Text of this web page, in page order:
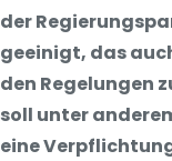
der
geeinigt, das
den Regelungen
soll unter
eine